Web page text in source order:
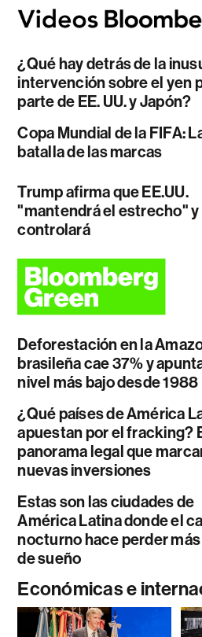
¿Qué hay detrás de la
intervención sobre el yen
parte de EE. UU. y Japón?
Copa Mundial de la FIFA:
batalla de las marcas
Trump afirma que EE.UU.
"mantendrá el estrecho" y
controlará
Deforestación en la
brasileña cae 37% y
nivel más bajo desde 1988
¿Qué países de América
apuestan por el fracking?
panorama legal que
nuevas inversiones
Estas son las ciudades de
América Latina donde el
nocturno hace perder
de sueño
Económicas e